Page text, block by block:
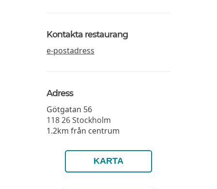
Kontakta restaurang
e-postadress
Adress
Götgatan 56
118 26Stockholm
1.2km från centrum
KARTA